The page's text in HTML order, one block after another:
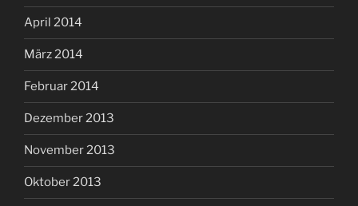
April 2014
März 2014
Februar 2014
Dezember 2013
November 2013
Oktober 2013